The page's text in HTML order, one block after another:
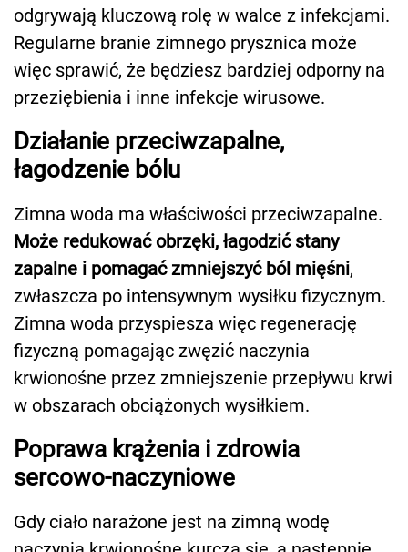
odgrywają kluczową rolę w walce z infekcjami.
Regularne branie zimnego prysznica może
więc sprawić, że będziesz bardziej odporny na
przeziębienia i inne infekcje wirusowe.
Działanie przeciwzapalne,
łagodzenie bólu
Zimna woda ma właściwości przeciwzapalne.
Może redukować obrzęki, łagodzić stany
zapalne i pomagać zmniejszyć ból mięśni,
zwłaszcza po intensywnym wysiłku fizycznym.
Zimna woda przyspiesza więc regenerację
fizyczną pomagając zwęzić naczynia
krwionośne przez zmniejszenie przepływu krwi
w obszarach obciążonych wysiłkiem.
Poprawa krążenia i zdrowia
sercowo-naczyniowe
Gdy ciało narażone jest na zimną wodę